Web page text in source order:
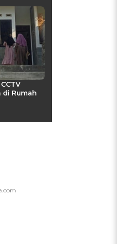
di Rumah